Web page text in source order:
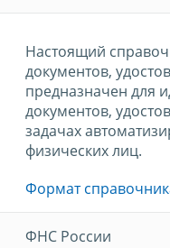
Настоящий
документов,
предназначен для
документов,
задачах
физических лиц.
Формат
ФНС России